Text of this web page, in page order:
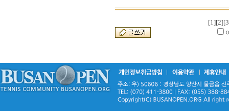
[1][2]